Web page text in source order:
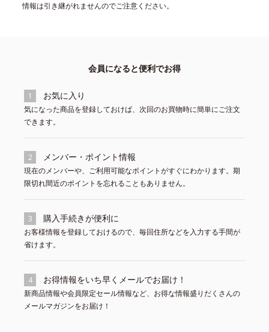
情報は引き継がれませんのでご注意ください。
会員になると便利でお得
1 お気に入り
気になった商品を登録しておけば、次回のお買物時に簡単にご注文
できます。
2 メンバー・ポイント情報
現在のメンバーや、ご利用可能なポイントがすぐにわかります。期
限切れ間近のポイントを忘れることもありません。
3 購入手続きが便利に
お客様情報を登録しておけるので、毎回住所などを入力する手間が
省けます。
4 お得情報をいち早くメールでお届け！
新商品情報や会員限定セール情報など、お得な情報盛りだくさんの
メールマガジンをお届け！